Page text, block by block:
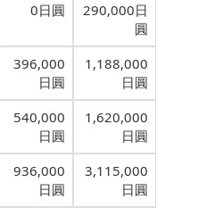
0日圓
290,000日
圓
396,000
日圓
1,188,000
日圓
540,000
日圓
1,620,000
日圓
936,000
日圓
3,115,000
日圓